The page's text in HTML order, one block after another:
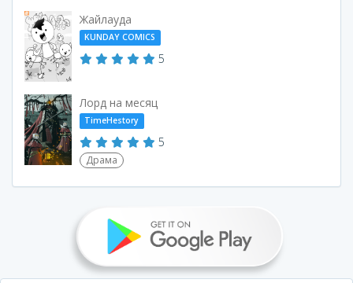
Жайлауда
KUNDAY COMICS
5
Лорд на месяц
TimeHestory
5
Драма